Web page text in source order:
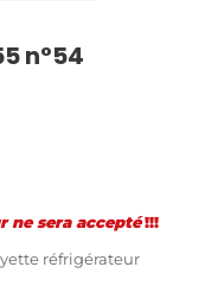
n°54
ne sera accepté!!!
réfrigérateur